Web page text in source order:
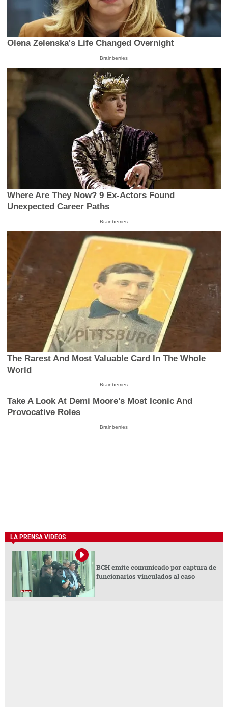
Olena Zelenska's Life Changed Overnight
Brainberries
Where Are They Now? 9 Ex-Actors Found
Unexpected Career Paths
Brainberries
The Rarest And Most Valuable Card In The Whole
World
Brainberries
Take A Look At Demi Moore's Most Iconic And
Provocative Roles
Brainberries
LA PRENSA VIDEOS
BCH emite comunicado por captura de
funcionarios vinculados al caso